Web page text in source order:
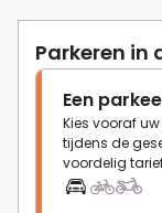
Parkeren in
Een
Kies vooraf
tijdens de
voordelig